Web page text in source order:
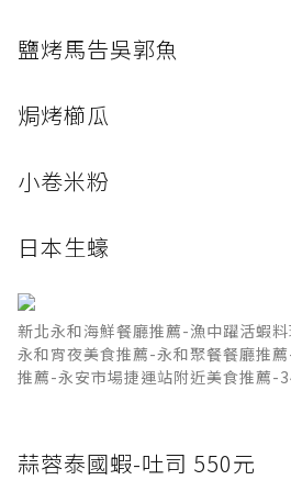
鹽烤馬告吳郭魚
焗烤櫛瓜
小卷米粉
日本生蠔
新北永和海鮮餐廳推薦-漁中躍活蝦
永和宵夜美食推薦-永和聚餐餐廳推
推薦-永安市場捷運站附近美食推薦-
蒜蓉泰國蝦-吐司 550元